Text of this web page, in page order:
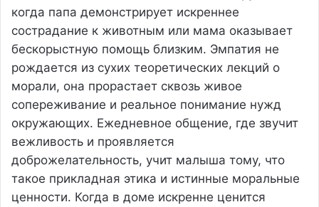
когда папа демонстрирует искреннее
сострадание к животным или мама оказывает
бескорыстную помощь близким. Эмпатия не
рождается из сухих теоретических лекций о
морали, она прорастает сквозь живое
сопереживание и реальное понимание нужд
окружающих. Ежедневное общение, где звучит
вежливость и проявляется
доброжелательность, учит малыша тому, что
такое прикладная этика и истинные моральные
ценности. Когда в доме искренне ценится